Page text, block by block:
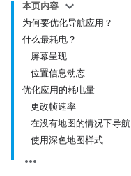
本页内容
为何要优化导航应用？
什么最耗电？
屏幕呈现
位置信息动态
优化应用的耗电量
更改帧速率
在没有地图的情况下导航
使用深色地图样式